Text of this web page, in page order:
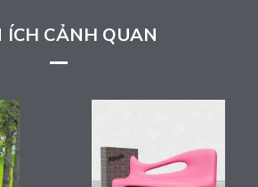
ÍCH CẢNH QUAN